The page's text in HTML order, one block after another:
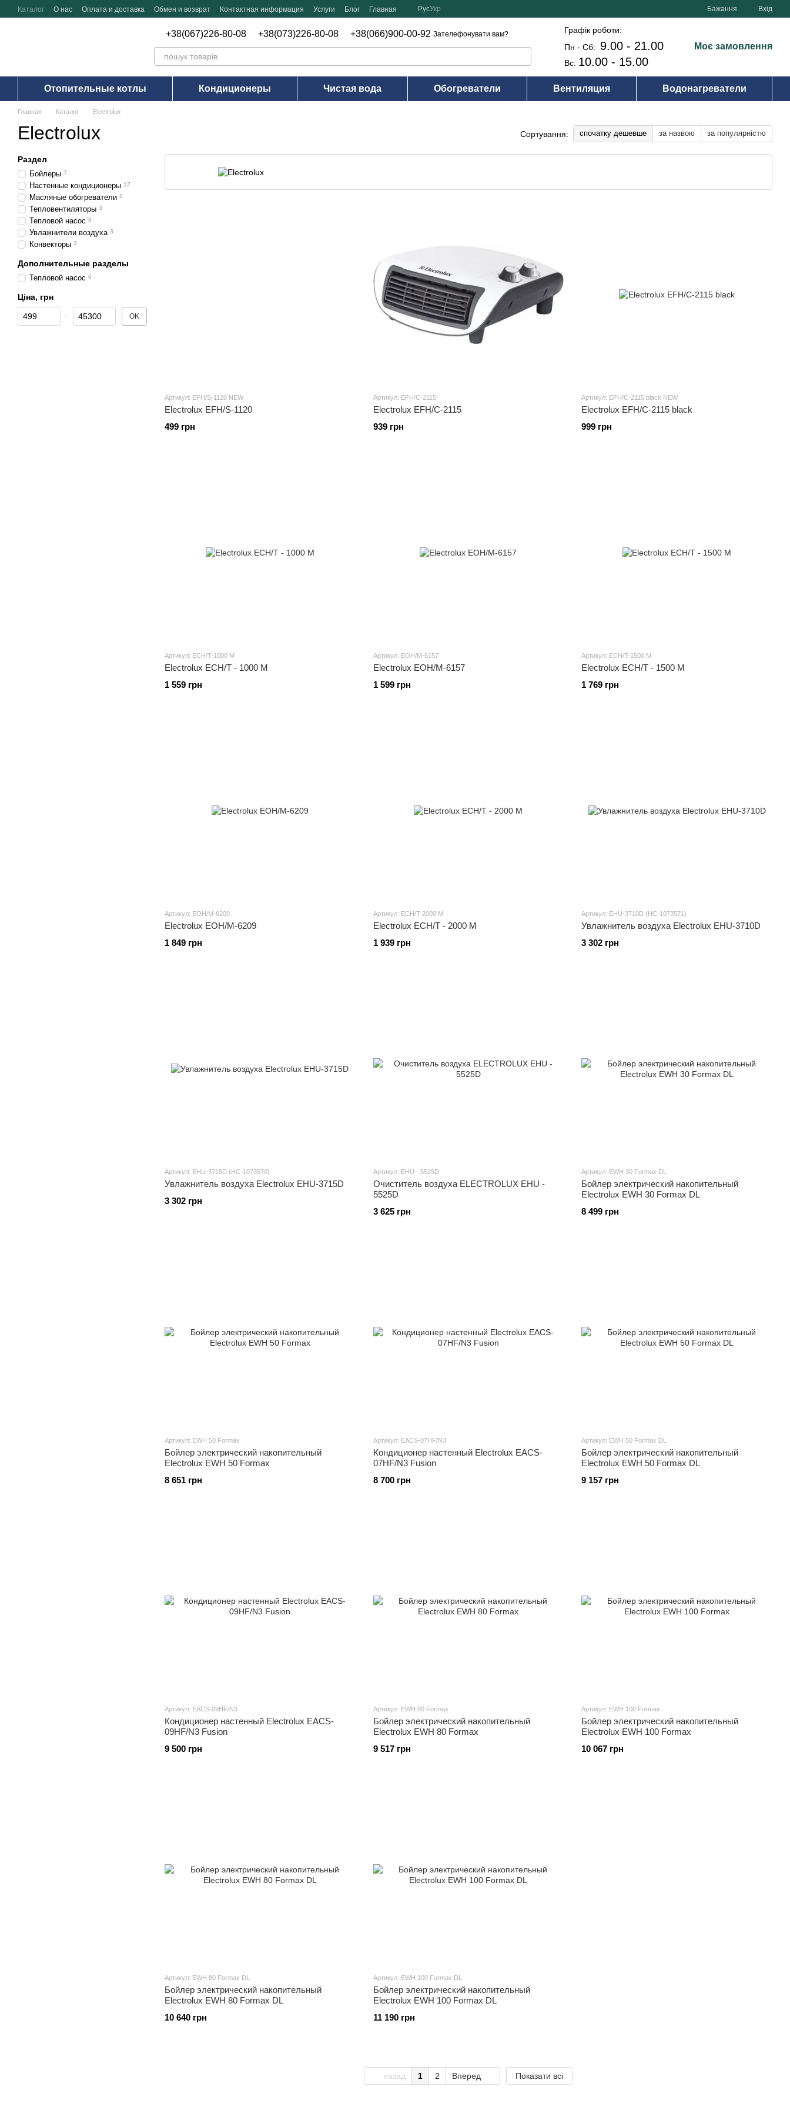
Перейти к основному контенту
Каталог О нас Оплата и доставка Обмен и возврат Контактная информация Услуги Блог Главная РусУкр Бажання Вхід
+38(067)226-80-08 +38(073)226-80-08 +38(066)900-00-92 Зателефонувати вам?
Графік роботи:
Пн - Сб: 9.00 - 21.00
Вс: 10.00 - 15.00
Моє замовлення
Отопительные котлы Кондиционеры Чистая вода Обогреватели Вентиляция Водонагреватели
Главная Каталог Electrolux
Electrolux Сортування: спочатку дешевше за назвою за популярністю
Артикул: EFH/S-1120 NEW
Electrolux EFH/S-1120
499 грн
Артикул: EFH/C-2115
Electrolux EFH/C-2115
939 грн
Артикул: EFH/C-2115 black NEW
Electrolux EFH/C-2115 black
999 грн
Артикул: ECH/T-1000 M
Electrolux ECH/T - 1000 M
1 559 грн
Артикул: EOH/M-6157
Electrolux EOH/M-6157
1 599 грн
Артикул: ECH/T-1500 M
Electrolux ECH/T - 1500 M
1 769 грн
Артикул: EOH/M-6209
Electrolux EOH/M-6209
1 849 грн
Артикул: ECH/T-2000 M
Electrolux ECH/T - 2000 M
1 939 грн
Артикул: EHU-3710D (НС-1073571)
Увлажнитель воздуха Electrolux EHU-3710D
3 302 грн
Артикул: EHU-3715D (НС-1073570)
Увлажнитель воздуха Electrolux EHU-3715D
3 302 грн
Артикул: EHU - 5525D
Очиститель воздуха ELECTROLUX EHU -
5525D
3 625 грн
Артикул: EWH 30 Formax DL
Бойлер электрический накопительный
Electrolux EWH 30 Formax DL
8 499 грн
Артикул: EWH 50 Formax
Бойлер электрический накопительный
Electrolux EWH 50 Formax
8 651 грн
Артикул: EACS-07HF/N3
Кондиционер настенный Electrolux EACS-
07HF/N3 Fusion
8 700 грн
Артикул: EWH 50 Formax DL
Бойлер электрический накопительный
Electrolux EWH 50 Formax DL
9 157 грн
Артикул: EACS-09HF/N3
Кондиционер настенный Electrolux EACS-
09HF/N3 Fusion
9 500 грн
Артикул: EWH 80 Formax
Бойлер электрический накопительный
Electrolux EWH 80 Formax
9 517 грн
Артикул: EWH 100 Formax
Бойлер электрический накопительный
Electrolux EWH 100 Formax
10 067 грн
Артикул: EWH 80 Formax DL
Бойлер электрический накопительный
Electrolux EWH 80 Formax DL
10 640 грн
Артикул: EWH 100 Formax DL
Бойлер электрический накопительный
Electrolux EWH 100 Formax DL
11 190 грн
назад 1 2 Вперед Показати всі
Раздел
Бойлеры 7
Настенные кондиционеры 12
Масляные обогреватели 2
Тепловентиляторы 3
Тепловой насос 6
Увлажнители воздуха 3
Конвекторы 3
Дополнительные разделы
Тепловой насос 6
Ціна, грн
От Ціна, грн
До Ціна, грн OK